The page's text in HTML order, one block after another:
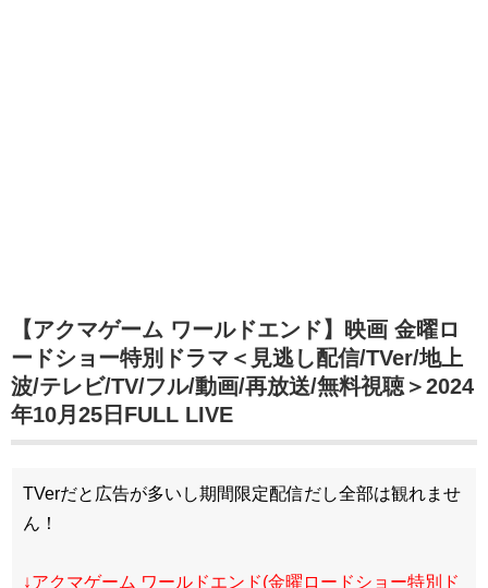
【アクマゲーム ワールドエンド】映画 金曜ロ
ードショー特別ドラマ＜見逃し配信/TVer/地上
波/テレビ/TV/フル/動画/再放送/無料視聴＞2024
年10月25日FULL LIVE
TVerだと広告が多いし期間限定配信だし全部は観れませ
ん！
↓アクマゲーム ワールドエンド(金曜ロードショー特別ド